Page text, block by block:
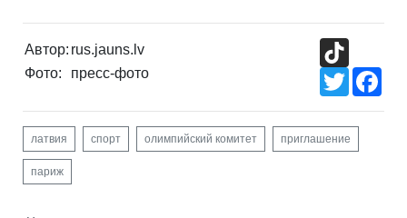
Автор: rus.jauns.lv
Фото:
пресс-фото
Twitter
латвия спорт олимпийский комитет приглашение
париж